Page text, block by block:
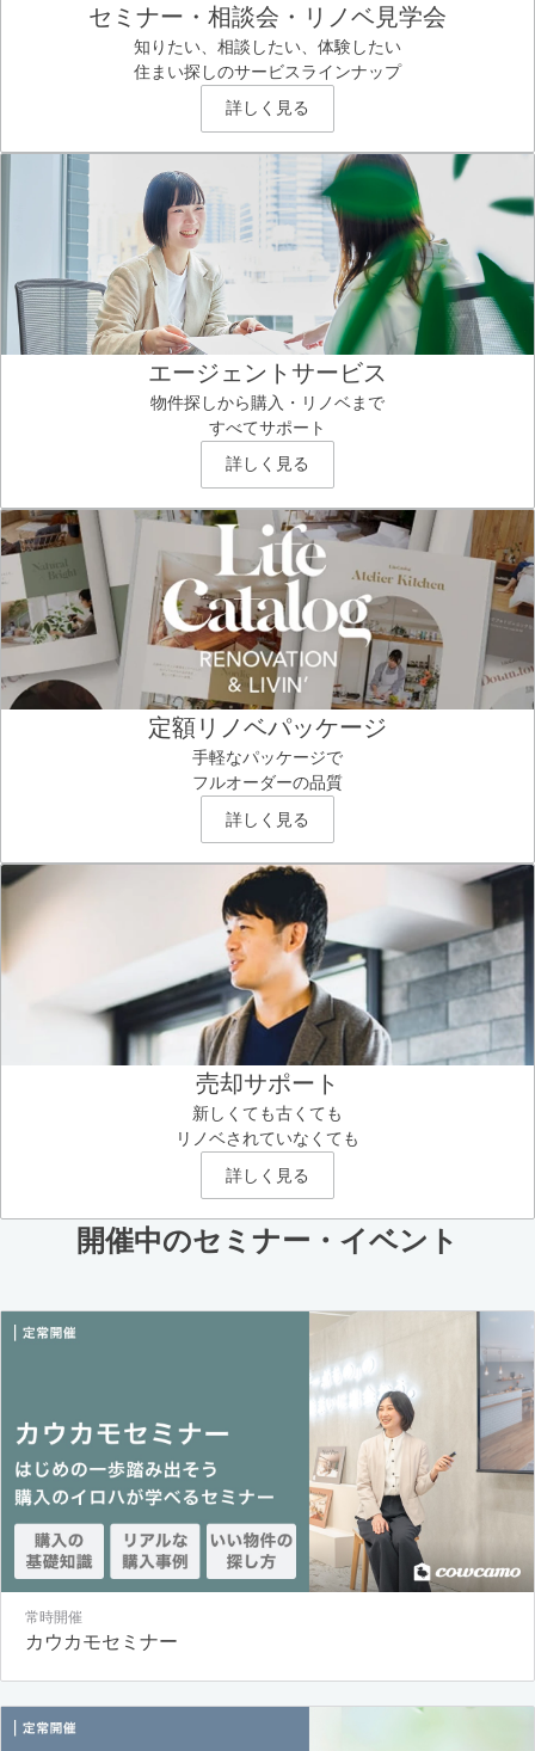
セミナー・相談会・リノベ見学会
知りたい、相談したい、体験したい
住まい探しのサービスラインナップ
詳しく見る
エージェントサービス
物件探しから購入・リノベまで
すべてサポート
詳しく見る
定額リノベパッケージ
手軽なパッケージで
フルオーダーの品質
詳しく見る
売却サポート
新しくても古くても
リノベされていなくても
詳しく見る
開催中のセミナー・イベント
常時開催
カウカモセミナー